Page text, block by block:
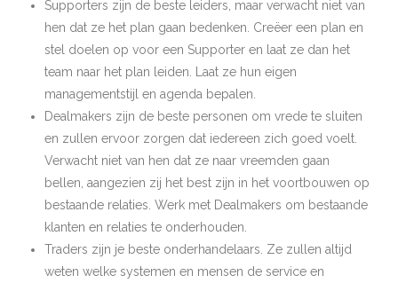
Supporters zijn de beste leiders, maar verwacht niet van
hen dat ze het plan gaan bedenken. Creëer een plan en
stel doelen op voor een Supporter en laat ze dan het
team naar het plan leiden. Laat ze hun eigen
managementstijl en agenda bepalen.
Dealmakers zijn de beste personen om vrede te sluiten
en zullen ervoor zorgen dat iedereen zich goed voelt.
Verwacht niet van hen dat ze naar vreemden gaan
bellen, aangezien zij het best zijn in het voortbouwen op
bestaande relaties. Werk met Dealmakers om bestaande
klanten en relaties te onderhouden.
Traders zijn je beste onderhandelaars. Ze zullen altijd
weten welke systemen en mensen de service en